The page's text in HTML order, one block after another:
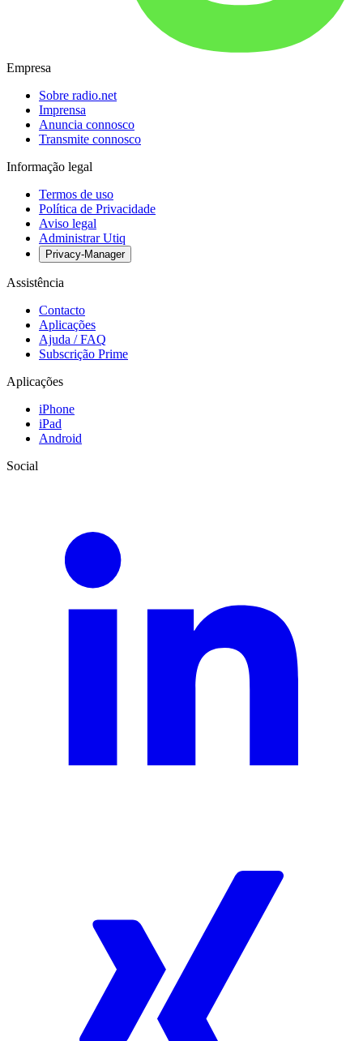
Empresa
Sobre radio.net
Imprensa
Anuncia connosco
Transmite connosco
Informação legal
Termos de uso
Política de Privacidade
Aviso legal
Administrar Utiq
Privacy-Manager
Assistência
Contacto
Aplicações
Ajuda / FAQ
Subscrição Prime
Aplicações
iPhone
iPad
Android
Social